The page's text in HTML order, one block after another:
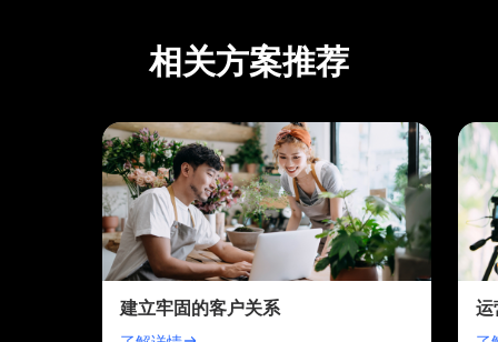
相关方案推荐
建立牢固的客户关系 运